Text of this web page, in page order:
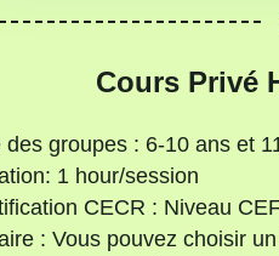
Cours Privé
des groupes : 6-10 ans et
1 hour/session
CECR : Niveau
: Vous pouvez choisir